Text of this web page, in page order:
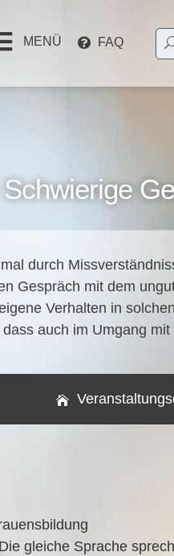
MENÜ FAQ
durch
Gespräch mit dem
Ver­hal­ten in
auch im Umgang
glei­che Spra­che